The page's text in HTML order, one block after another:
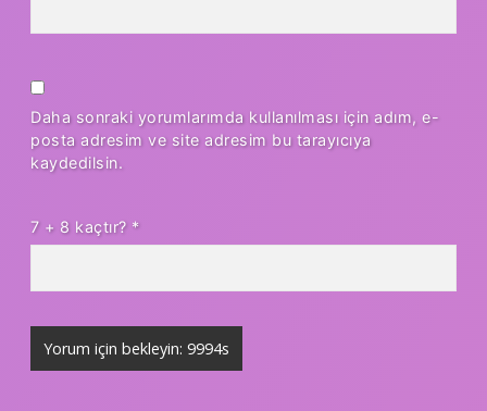
Daha sonraki yorumlarımda kullanılması için adım, e-
posta adresim ve site adresim bu tarayıcıya
kaydedilsin.
7 + 8 kaçtır? *